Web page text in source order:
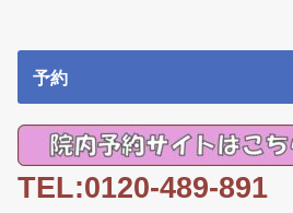
予約
TEL:0120-489-891